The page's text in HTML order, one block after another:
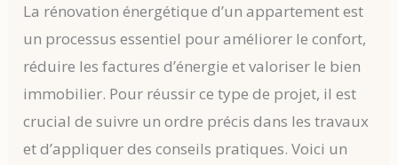
La rénovation énergétique d’un appartement est
un processus essentiel pour améliorer le confort,
réduire les factures d’énergie et valoriser le bien
immobilier. Pour réussir ce type de projet, il est
crucial de suivre un ordre précis dans les travaux
et d’appliquer des conseils pratiques. Voici un